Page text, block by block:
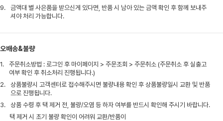
9.
금액대 별 사은품을 받으신게 있다면, 반품 시 남아 있는 금액 확인 후 함께 보내주
셔야 처리 가능합니다.
오배송&불량
1.
주문취소방법 : 로그인 후 마이페이지 > 주문조회 > 주문취소 (주문취소 후 실출고
여부 확인 후 취소처리 진행됩니다.)
2.
상품불량시 고객센터로 접수해주시면 불량내용 확인 후 상품불량일시 교환 및 반품
으로 진행됩니다.
3.
상품 수령 후 택 제거 전, 불량/오염 등 하자 여부를 반드시 확인해 주시기 바랍니다.
택 제거 시 초기 불량 확인이 어려워 교환/반품이